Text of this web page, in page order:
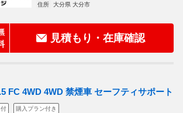
住所
大分県 大分市
見積もり・在庫確認
FC 4WD 4WD 禁煙車 セーフティサポート
購入プラン付き